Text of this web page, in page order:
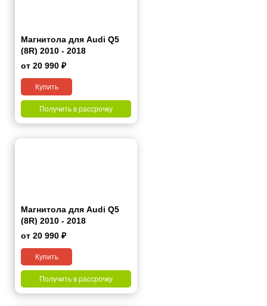
Магнитола для Audi Q5
(8R) 2010 - 2018
от 20 990 ₽
Купить
Получить в рассрочку
Магнитола для Audi Q5
(8R) 2010 - 2018
от 20 990 ₽
Купить
Получить в рассрочку